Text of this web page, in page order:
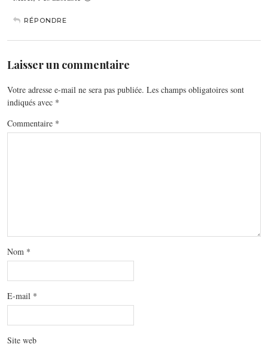
RÉPONDRE
Laisser un commentaire
Votre adresse e-mail ne sera pas publiée. Les champs obligatoires sont
indiqués avec *
Commentaire *
Nom *
E-mail *
Site web